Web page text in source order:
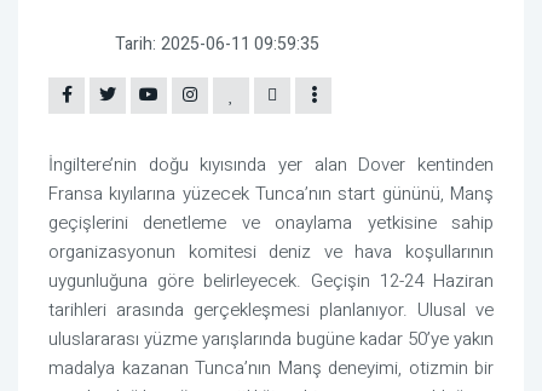
Tarih: 2025-06-11 09:59:35
İngiltere’nin doğu kıyısında yer alan Dover kentinden
Fransa kıyılarına yüzecek Tunca’nın start gününü, Manş
geçişlerini denetleme ve onaylama yetkisine sahip
organizasyonun komitesi deniz ve hava koşullarının
uygunluğuna göre belirleyecek. Geçişin 12-24 Haziran
tarihleri arasında gerçekleşmesi planlanıyor. Ulusal ve
uluslararası yüzme yarışlarında bugüne kadar 50’ye yakın
madalya kazanan Tunca’nın Manş deneyimi, otizmin bir